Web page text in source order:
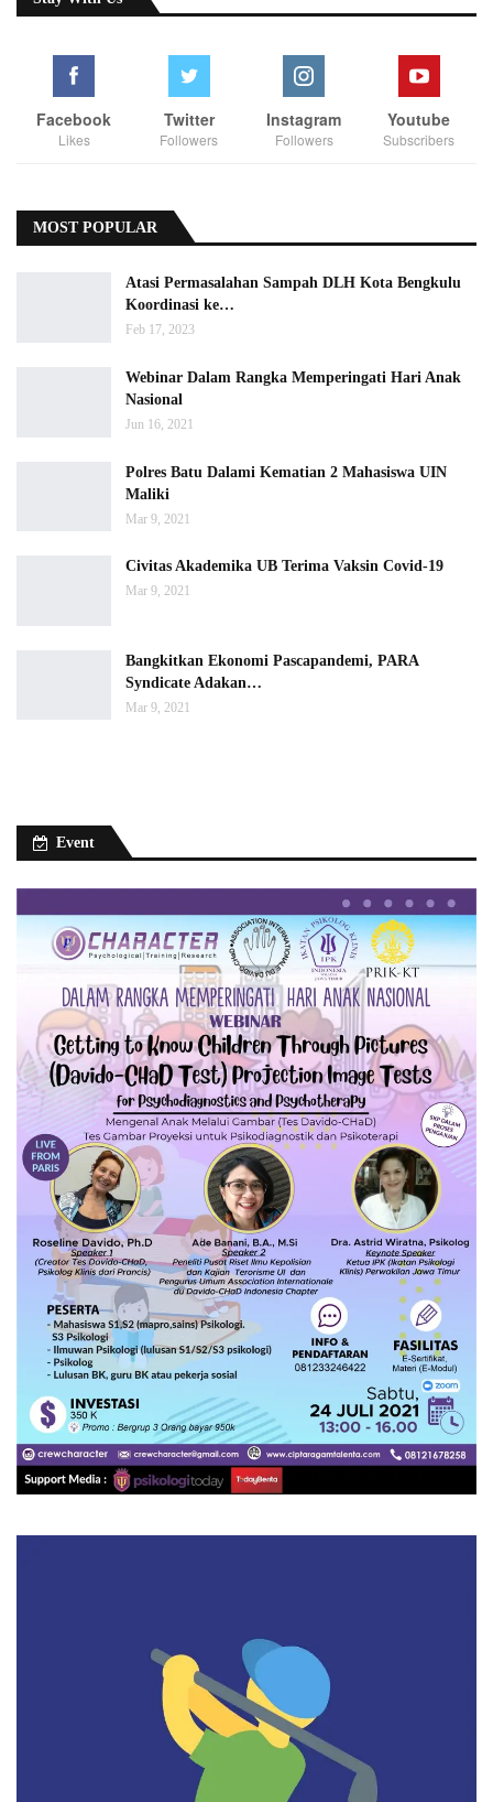
Facebook
Likes
Twitter
Followers
Instagram
Followers
Youtube
Subscribers
MOST POPULAR
Atasi Permasalahan Sampah DLH Kota Bengkulu
Koordinasi ke…
Feb 17, 2023
Webinar Dalam Rangka Memperingati Hari Anak
Nasional
Jun 16, 2021
Polres Batu Dalami Kematian 2 Mahasiswa UIN
Maliki
Mar 9, 2021
Civitas Akademika UB Terima Vaksin Covid-19
Mar 9, 2021
Bangkitkan Ekonomi Pascapandemi, PARA
Syndicate Adakan…
Mar 9, 2021
Event